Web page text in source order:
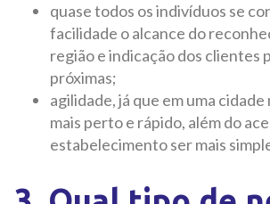
quase todos os indivíduos se
facilidade o alcance do
região e indicação dos clientes
próximas;
agilidade, já que em uma
mais perto e rápido, além do
estabelecimento ser mais